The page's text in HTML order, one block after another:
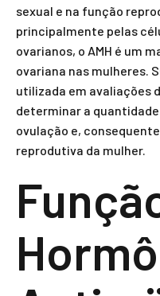
sexual e na função
principalmente pelas
ovarianos, o AMH é um
ovariana nas mulheres.
utilizada em avaliações
determinar a
ovulação e,
reprodutiva da mulher.